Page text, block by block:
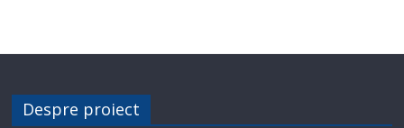
Despre proiect